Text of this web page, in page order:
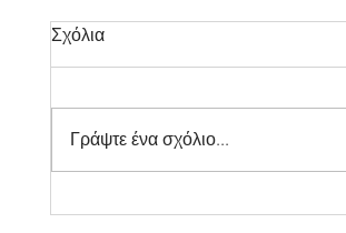
Δράση
Σχόλια
Γράψτε ένα σχόλιο...